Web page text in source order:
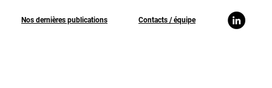
Nos dernières publications ​Contacts / équipe​